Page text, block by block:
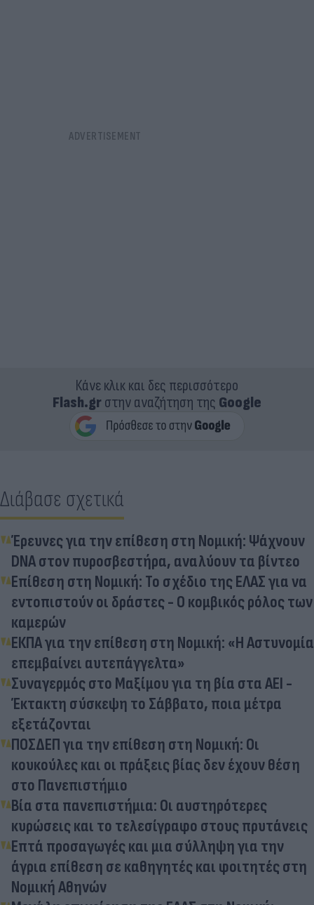
Κάνε κλικ και δες περισσότερο
Flash.grστην αναζήτηση της Google
Διάβασε σχετικά
Έρευνες για την επίθεση στη Νομική: Ψάχνουν
DNA στον πυροσβεστήρα, αναλύουν τα βίντεο
Επίθεση στη Νομική: Το σχέδιο της ΕΛΑΣ για να
εντοπιστούν οι δράστες - Ο κομβικός ρόλος των
καμερών
ΕΚΠΑ για την επίθεση στη Νομική: «Η Αστυνομία
επεμβαίνει αυτεπάγγελτα»
Συναγερμός στο Μαξίμου για τη βία στα ΑΕΙ -
Έκτακτη σύσκεψη το Σάββατο, ποια μέτρα
εξετάζονται
ΠΟΣΔΕΠ για την επίθεση στη Νομική: Οι
κουκούλες και οι πράξεις βίας δεν έχουν θέση
στο Πανεπιστήμιο
Βία στα πανεπιστήμια: Οι αυστηρότερες
κυρώσεις και το τελεσίγραφο στους πρυτάνεις
Επτά προσαγωγές και μια σύλληψη για την
άγρια επίθεση σε καθηγητές και φοιτητές στη
Νομική Αθηνών